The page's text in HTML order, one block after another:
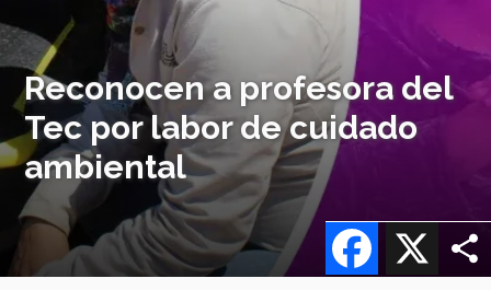
Reconocen a profesora del
Tec por labor de cuidado
ambiental
X
Facebook